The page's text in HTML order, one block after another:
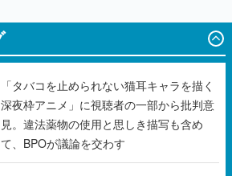
「タバコを止められない猫耳キャラを描く
深夜枠アニメ」に視聴者の一部から批判意
見。違法薬物の使用と思しき描写も含め
て、BPOが議論を交わす
『超かぐや姫！』本編の“10年後”を描く
『超かぐやメシ！』Web連載決定。新たな
Webマンガレーベル「ビビビコミック」に